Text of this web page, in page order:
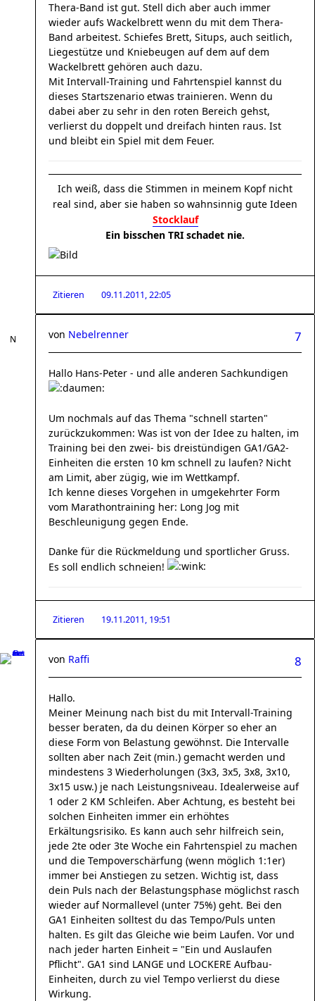
Thera-Band ist gut. Stell dich aber auch immer
wieder aufs Wackelbrett wenn du mit dem Thera-
Band arbeitest. Schiefes Brett, Situps, auch seitlich,
Liegestütze und Kniebeugen auf dem auf dem
Wackelbrett gehören auch dazu.
Mit Intervall-Training und Fahrtenspiel kannst du
dieses Startszenario etwas trainieren. Wenn du
dabei aber zu sehr in den roten Bereich gehst,
verlierst du doppelt und dreifach hinten raus. Ist
und bleibt ein Spiel mit dem Feuer.
Ich weiß, dass die Stimmen in meinem Kopf nicht
real sind, aber sie haben so wahnsinnig gute Ideen
Stocklauf
Ein bisschen TRI schadet nie.
Zitieren 09.11.2011, 22:05
7
von Nebelrenner
Hallo Hans-Peter - und alle anderen Sachkundigen
Um nochmals auf das Thema "schnell starten"
zurückzukommen: Was ist von der Idee zu halten, im
Training bei den zwei- bis dreistündigen GA1/GA2-
Einheiten die ersten 10 km schnell zu laufen? Nicht
am Limit, aber zügig, wie im Wettkampf.
Ich kenne dieses Vorgehen in umgekehrter Form
vom Marathontraining her: Long Jog mit
Beschleunigung gegen Ende.
Danke für die Rückmeldung und sportlicher Gruss.
Es soll endlich schneien!
Zitieren 19.11.2011, 19:51
8
von Raffi
Hallo.
Meiner Meinung nach bist du mit Intervall-Training
besser beraten, da du deinen Körper so eher an
diese Form von Belastung gewöhnst. Die Intervalle
sollten aber nach Zeit (min.) gemacht werden und
mindestens 3 Wiederholungen (3x3, 3x5, 3x8, 3x10,
3x15 usw.) je nach Leistungsniveau. Idealerweise auf
1 oder 2 KM Schleifen. Aber Achtung, es besteht bei
solchen Einheiten immer ein erhöhtes
Erkältungsrisiko. Es kann auch sehr hilfreich sein,
jede 2te oder 3te Woche ein Fahrtenspiel zu machen
und die Tempoverschärfung (wenn möglich 1:1er)
immer bei Anstiegen zu setzen. Wichtig ist, dass
dein Puls nach der Belastungsphase möglichst rasch
wieder auf Normallevel (unter 75%) geht. Bei den
GA1 Einheiten solltest du das Tempo/Puls unten
halten. Es gilt das Gleiche wie beim Laufen. Vor und
nach jeder harten Einheit = "Ein und Auslaufen
Pflicht". GA1 sind LANGE und LOCKERE Aufbau-
Einheiten, durch zu viel Tempo verlierst du diese
Wirkung.